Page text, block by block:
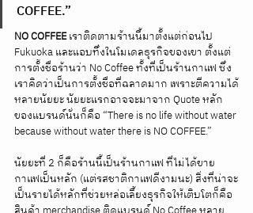
COFFEE.”
NO COFFEE เราติดตามร้านนี้มาตั้งแต่ก่อนไป
Fukuoka และแอบทึ่งในโมเดลธุรกิจของเขา ตั้งแต่
การตั้งชื่อร้านว่า No Coffee ทั้งที่เป็นร้านกาแฟ ซึ่ง
เราคิดว่าเป็นการตั้งชื่อที่ฉลาดมาก เพราะตีความได้
หลายนัยยะ นัยยะแรกอาจจะมาจาก Quote หลัก
ของแบรนด์นั่นก็คือ “There is no life without water
because without water there is NO COFFEE.”
นัยยะที่ 2 ก็คือร้านนี้เป็นร้านกาแฟ ที่ไม่ได้ขาย
กาแฟเป็นหลัก (แต่รสชาติกาแฟดีงามนะ) สิ่งที่น่าจะ
เป็นรายได้หลักที่ช่วยหล่อเลี้ยงธุรกิจให้เติบโตก็คือ